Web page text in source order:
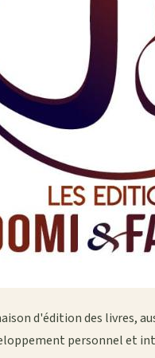
d'édition des livres,
personnel et